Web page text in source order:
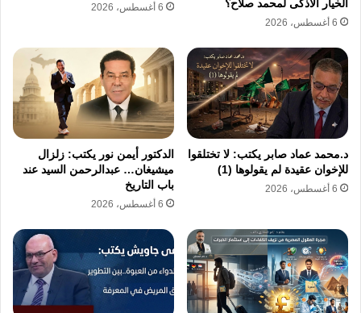
اقتصاديًا يحتاج إلى دراسة جدوى، والسخَّان
الكهربائي تحول إلى رفاهية، لتنشغل الأُسرة
بمراجعة عدد ساعات تشغيل الأجهزة.. وكأن
المواطن لم يعد يُدير منزلًا، بل محطة كهرباء
صغيرة تعمل بنظام «جدول تخفف الأحمال»!
بالطبع، لا أحد يُنكر ما تواجهه الدولة من تحديات
ضخمة في توفير الغاز اللازم لتشغيل المحطات،
كما لا أحد يطالبها بإهدار الموارد، لكن إدارة
الأزمات لا تكون دائمًا بتحميل المواطن وحده كامل
الأعباء، خصوصًا أنه ـ خلال السنوات الأخيرة ـ لم
الخيار الأذكى لمحمد صلاح؟
6 أغسطس، 2026
6 أغسطس، 2026
د.محمد عماد صابر يكتب: لا تختلقوا
للإخوان عقيدة لم يقولوها (1)
6 أغسطس، 2026
الدكتور أيمن نور يكتب: زلزال
ميشيغان… عبدالرحمن السيد عند
باب التاريخ
6 أغسطس، 2026